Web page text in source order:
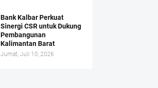
Bank Kalbar Perkuat
Sinergi CSR untuk Dukung
Pembangunan
Kalimantan Barat
Jumat, Juli 10, 2026